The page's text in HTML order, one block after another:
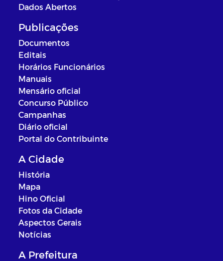
Dados Abertos
Publicações
Documentos
Editais
Horários Funcionários
Manuais
Mensário oficial
Concurso Público
Campanhas
Diário oficial
Portal do Contribuinte
A Cidade
História
Mapa
Hino Oficial
Fotos da Cidade
Aspectos Gerais
Notícias
A Prefeitura